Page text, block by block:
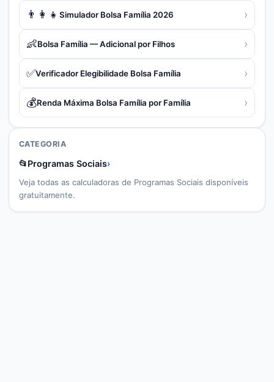
👨‍👩‍👧 Simulador Bolsa Família 2026 ›
👶Bolsa Família — Adicional por Filhos ›
✅Verificador Elegibilidade Bolsa Família ›
💰Renda Máxima Bolsa Família por Família ›
CATEGORIA
📂Programas Sociais›
Veja todas as calculadoras de Programas Sociais disponíveis
gratuitamente.